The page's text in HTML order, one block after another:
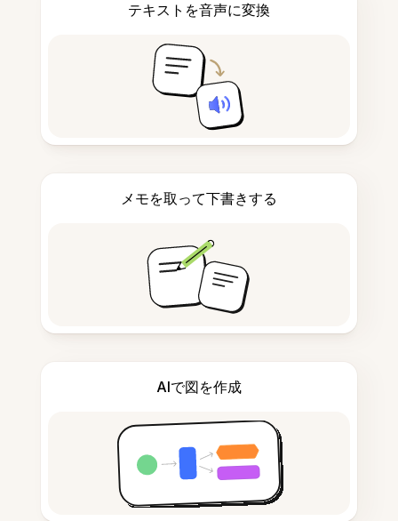
テキストを音声に変換
メモを取って下書きする
AIで図を作成